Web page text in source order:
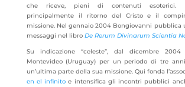
che riceve, pieni di contenuti esoterici.
principalmente il ritorno del Cristo e il
missione. Nel gennaio 2004 Bongiovanni pubblica
messaggi nel libro De Rerum Divinarum Scientia
Su indicazione “celeste”, dal dicembre
Montevideo (Uruguay) per un periodo di tre
un’ultima parte della sua missione. Qui fonda
en el infinito e intensifica gli incontri pubblici